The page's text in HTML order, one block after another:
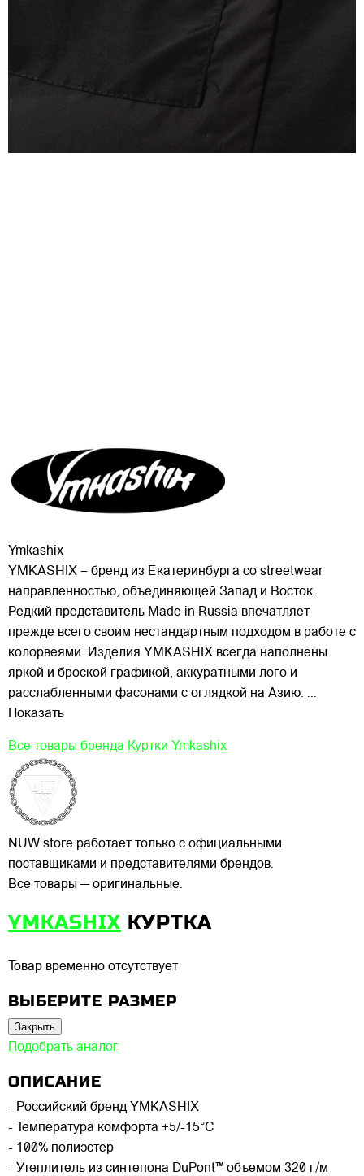
Ymkashix
YMKASHIX – бренд из Екатеринбурга со streetwear
направленностью, объединяющей Запад и Восток.
Редкий представитель Made in Russia впечатляет
прежде всего своим нестандартным подходом в работе с
колорвеями. Изделия YMKASHIX всегда наполнены
яркой и броской графикой, аккуратными лого и
расслабленными фасонами с оглядкой на Азию. ...
Показать
Все товары бренда Куртки Ymkashix
NUW store работает только с официальными
поставщиками и представителями брендов.
Все товары — оригинальные.
YMKASHIX КУРТКА
Товар временно отсутствует
ВЫБЕРИТЕ РАЗМЕР
Закрыть
Подобрать аналог
ОПИСАНИЕ
- Российский бренд YMKASHIX
- Температура комфорта +5/-15°C
- 100% полиэстер
- Утеплитель из синтепона DuPont™ объемом 320 г/м